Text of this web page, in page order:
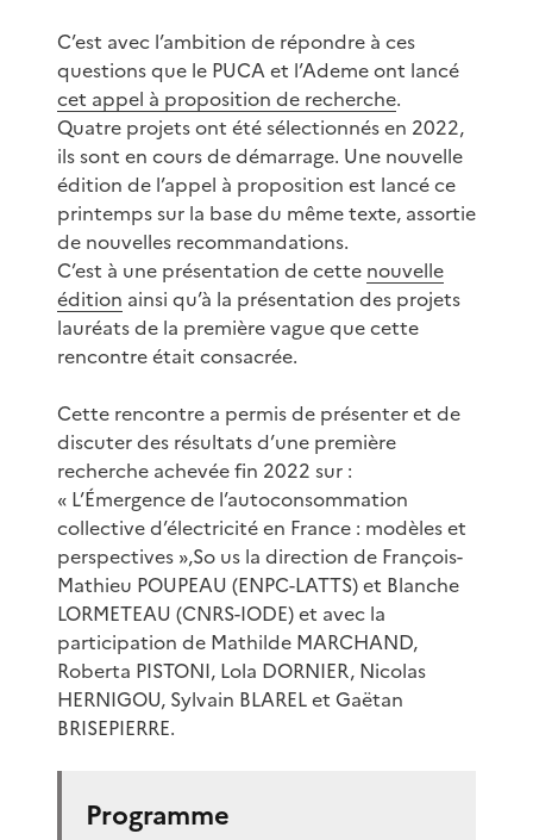
C’est avec l’ambition de répondre à ces
questions que le PUCA et l’Ademe ont lancé
cet appel à proposition de recherche.
Quatre projets ont été sélectionnés en 2022,
ils sont en cours de démarrage. Une nouvelle
édition de l’appel à proposition est lancé ce
printemps sur la base du même texte, assortie
de nouvelles recommandations.
C’est à une présentation de cette nouvelle
édition ainsi qu’à la présentation des projets
lauréats de la première vague que cette
rencontre était consacrée.
Cette rencontre a permis de présenter et de
discuter des résultats d’une première
recherche achevée fin 2022 sur :
« L’Émergence de l’autoconsommation
collective d’électricité en France : modèles et
perspectives »,So us la direction de François-
Mathieu POUPEAU (ENPC-LATTS) et Blanche
LORMETEAU (CNRS-IODE) et avec la
participation de Mathilde MARCHAND,
Roberta PISTONI, Lola DORNIER, Nicolas
HERNIGOU, Sylvain BLAREL et Gaëtan
BRISEPIERRE.
Programme